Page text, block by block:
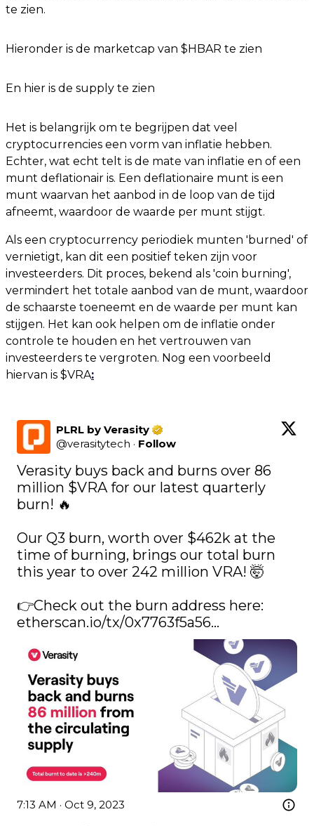
te zien.
Hieronder is de marketcap van $HBAR te zien
En hier is de supply te zien
Het is belangrijk om te begrijpen dat veel
cryptocurrencies een vorm van inflatie hebben.
Echter, wat echt telt is de mate van inflatie en of een
munt deflationair is. Een deflationaire munt is een
munt waarvan het aanbod in de loop van de tijd
afneemt, waardoor de waarde per munt stijgt.
Als een cryptocurrency periodiek munten 'burned' of
vernietigt, kan dit een positief teken zijn voor
investeerders. Dit proces, bekend als 'coin burning',
vermindert het totale aanbod van de munt, waardoor
de schaarste toeneemt en de waarde per munt kan
stijgen. Het kan ook helpen om de inflatie onder
controle te houden en het vertrouwen van
investeerders te vergroten. Nog een voorbeeld
hiervan is $VRA:
PLRL by Verasity
@verasitytech · Follow
Verasity buys back and burns over 86
million $VRA for our latest quarterly
burn! 🔥
Our Q3 burn, worth over $462k at the
time of burning, brings our total burn
this year to over 242 million VRA! 🤯
etherscan.io/tx/0x7763f5a56…
7:13 AM · Oct 9, 2023